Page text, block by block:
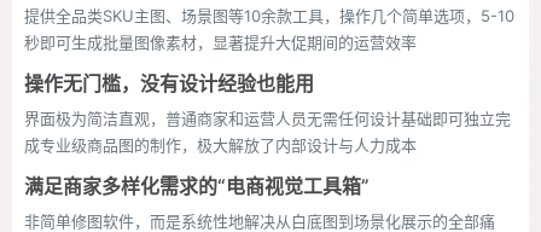
提供全品类SKU主图、场景图等10余款工具，操作几个简单选项，5-10
秒即可生成批量图像素材，显著提升大促期间的运营效率
操作无门槛，没有设计经验也能用
界面极为简洁直观，普通商家和运营人员无需任何设计基础即可独立完
成专业级商品图的制作，极大解放了内部设计与人力成本
满足商家多样化需求的“电商视觉工具箱”
非简单修图软件，而是系统性地解决从白底图到场景化展示的全部痛